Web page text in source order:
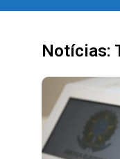
Notícias: